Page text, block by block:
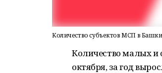
Количество субъектов МСП в
Количество малых и
октября, за год